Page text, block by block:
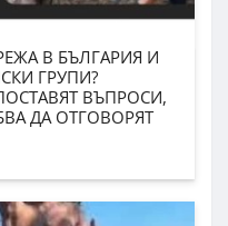
В БЪЛГАРИЯ И
ГРУПИ?
ВЪПРОСИ,
ДА ОТГОВОРЯТ